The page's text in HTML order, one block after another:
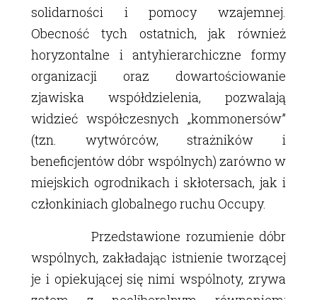
solidarności i pomocy wzajemnej.
Obecność tych ostatnich, jak również
horyzontalne i antyhierarchiczne formy
organizacji oraz dowartościowanie
zjawiska współdzielenia, pozwalają
widzieć współczesnych „kommonersów”
(tzn. wytwórców, strażników i
beneficjentów dóbr wspólnych) zarówno w
miejskich ogrodnikach i skłotersach, jak i
członkiniach globalnego ruchu Occupy.
Przedstawione rozumienie dóbr
wspólnych, zakładając istnienie tworzącej
je i opiekującej się nimi wspólnoty, zrywa